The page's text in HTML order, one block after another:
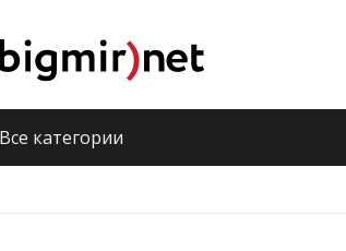
Все категории